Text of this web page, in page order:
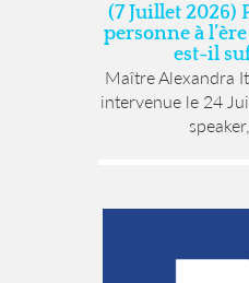
(7 Juillet 2026)
personne à
est-il
Maître Alexandra
intervenue le 24